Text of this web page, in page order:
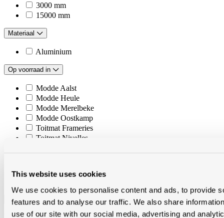
This website uses cookies
We use cookies to personalise content and ads, to provide
features and to analyse our traffic. We also share
use of our site with our social media, advertising and
3000 mm
15000 mm
Materiaal
Aluminium
Op voorraad in
Modde Aalst
Modde Heule
Modde Merelbeke
Modde Oostkamp
Toitmat Frameries
Toitmat Nivelles
Weergave: